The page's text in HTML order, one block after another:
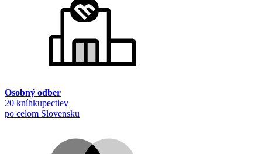
Osobný odber
20 kníhkupectiev
po celom Slovensku